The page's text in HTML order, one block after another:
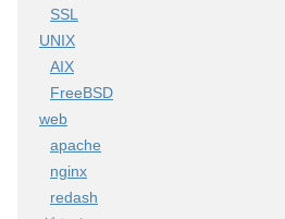
SSL
UNIX
AIX
FreeBSD
web
apache
nginx
redash